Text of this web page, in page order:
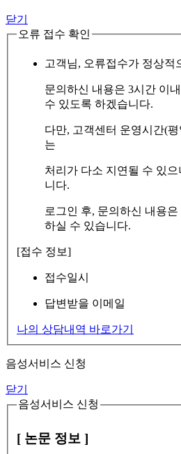
닫기
오류 접수 확인
고객님, 오류접수가 정상적
문의하신 내용은 3시간 이
수 있도록 하겠습니다.
다만, 고객센터 운영시간(평
는
처리가 다소 지연될 수 있
니다.
로그인 후, 문의하신 내용
하실 수 있습니다.
[접수 정보]
접수일시
답변받을 이메일
나의 상담내역 바로가기
음성서비스 신청
닫기
음성서비스 신청
[ 논문 정보 ]